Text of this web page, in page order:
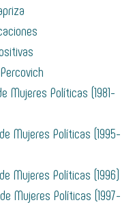
Mujeres Políticas (1981-
Mujeres Políticas (1995-
Mujeres Políticas (1996)
Mujeres Políticas (1997-